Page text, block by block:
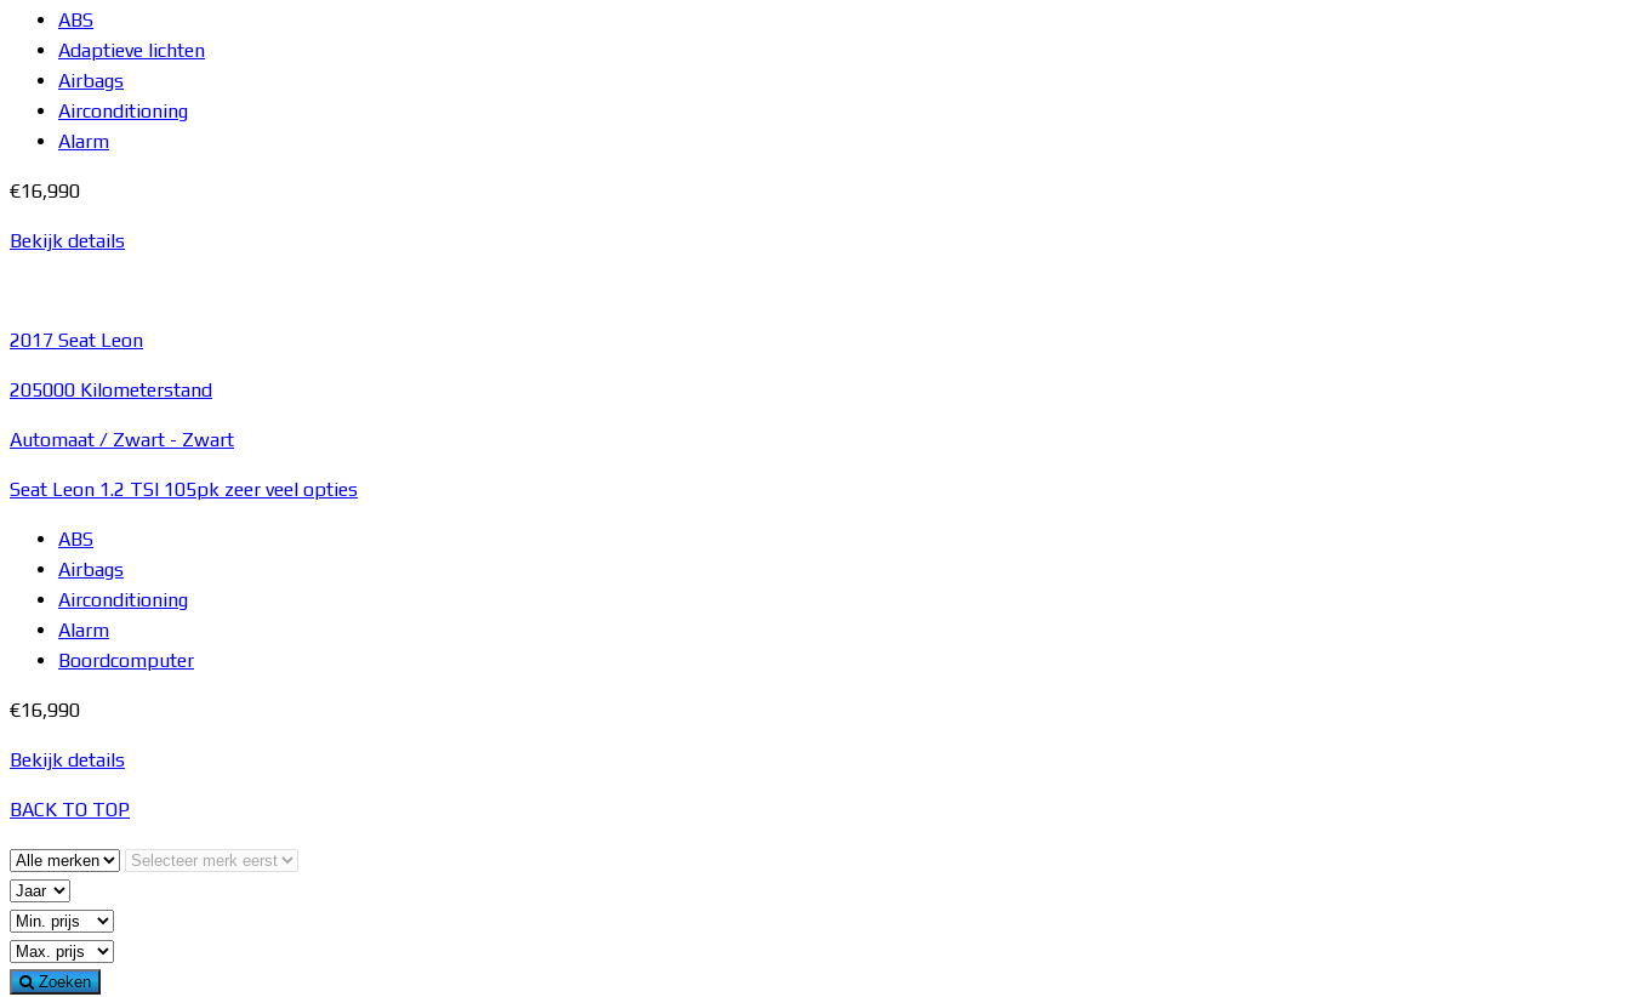
ABS
Adaptieve lichten
Airbags
Airconditioning
Alarm
€16,990
Bekijk details
2017 Seat Leon
205000 Kilometerstand
Automaat / Zwart - Zwart
Seat Leon 1.2 TSI 105pk zeer veel opties
ABS
Airbags
Airconditioning
Alarm
Boordcomputer
€16,990
Bekijk details
BACK TO TOP
Zoeken